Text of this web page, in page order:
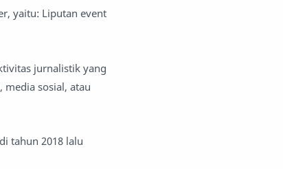
yaitu: Liputan event
jurnalistik yang
sosial, atau
tahun 2018 lalu